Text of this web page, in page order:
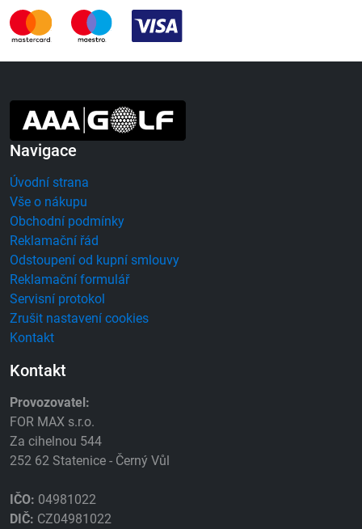
Navigace
Úvodní strana
Vše o nákupu
Obchodní podmínky
Reklamační řád
Odstoupení od kupní smlouvy
Reklamační formulář
Servisní protokol
Zrušit nastavení cookies
Kontakt
Kontakt
Provozovatel:
FOR MAX s.r.o.
Za cihelnou 544
252 62 Statenice - Černý Vůl
IČO: 04981022
DIČ: CZ04981022